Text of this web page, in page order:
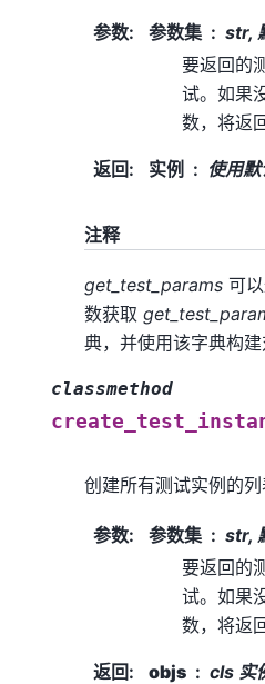
参数: 参数集
str,
要返回的
试。如果
数，将返
返回: 实例 使用
注释
get_test_params 可
数获取
典，并使用该字典构建
classmethod
创建所有测试实例的列
参数: 参数集
str,
要返回的
试。如果
数，将返
返回: objs
cls 实